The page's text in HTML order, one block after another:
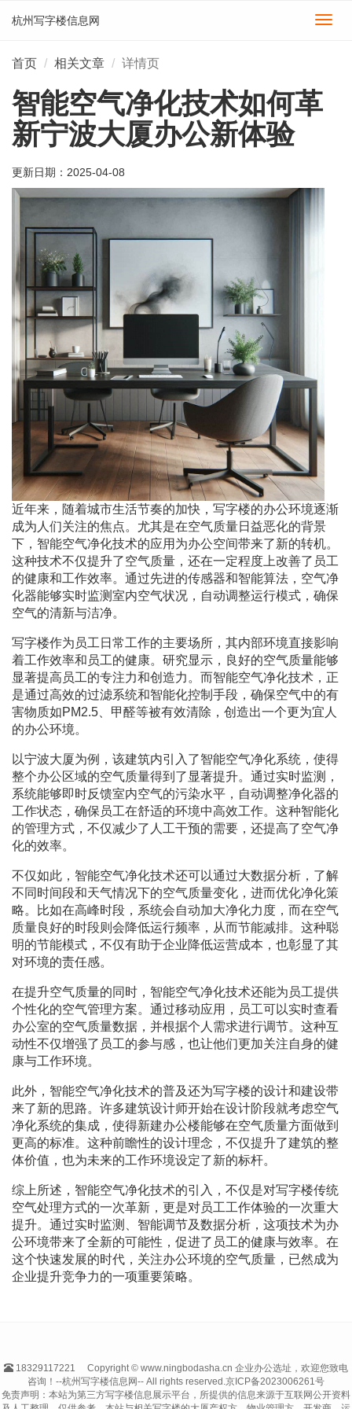
切
杭州写字楼信息网
首页 相关文章 详情页
智能空气净化技术如何革
新宁波大厦办公新体验
更新日期： 2025-04-08
近年来，随着城市生活节奏的加快，写字楼的办公环境逐渐
成为人们关注的焦点。尤其是在空气质量日益恶化的背景
下，智能空气净化技术的应用为办公空间带来了新的转机。
这种技术不仅提升了空气质量，还在一定程度上改善了员工
的健康和工作效率。通过先进的传感器和智能算法，空气净
化器能够实时监测室内空气状况，自动调整运行模式，确保
空气的清新与洁净。
写字楼作为员工日常工作的主要场所，其内部环境直接影响
着工作效率和员工的健康。研究显示，良好的空气质量能够
显著提高员工的专注力和创造力。而智能空气净化技术，正
是通过高效的过滤系统和智能化控制手段，确保空气中的有
害物质如PM2.5、甲醛等被有效清除，创造出一个更为宜人
的办公环境。
以宁波大厦为例，该建筑内引入了智能空气净化系统，使得
整个办公区域的空气质量得到了显著提升。通过实时监测，
系统能够即时反馈室内空气的污染水平，自动调整净化器的
工作状态，确保员工在舒适的环境中高效工作。这种智能化
的管理方式，不仅减少了人工干预的需要，还提高了空气净
化的效率。
不仅如此，智能空气净化技术还可以通过大数据分析，了解
不同时间段和天气情况下的空气质量变化，进而优化净化策
略。比如在高峰时段，系统会自动加大净化力度，而在空气
质量良好的时段则会降低运行频率，从而节能减排。这种聪
明的节能模式，不仅有助于企业降低运营成本，也彰显了其
对环境的责任感。
在提升空气质量的同时，智能空气净化技术还能为员工提供
个性化的空气管理方案。通过移动应用，员工可以实时查看
办公室的空气质量数据，并根据个人需求进行调节。这种互
动性不仅增强了员工的参与感，也让他们更加关注自身的健
康与工作环境。
此外，智能空气净化技术的普及还为写字楼的设计和建设带
来了新的思路。许多建筑设计师开始在设计阶段就考虑空气
净化系统的集成，使得新建办公楼能够在空气质量方面做到
更高的标准。这种前瞻性的设计理念，不仅提升了建筑的整
体价值，也为未来的工作环境设定了新的标杆。
综上所述，智能空气净化技术的引入，不仅是对写字楼传统
空气处理方式的一次革新，更是对员工工作体验的一次重大
提升。通过实时监测、智能调节及数据分析，这项技术为办
公环境带来了全新的可能性，促进了员工的健康与效率。在
这个快速发展的时代，关注办公环境的空气质量，已然成为
企业提升竞争力的一项重要策略。
18329117221
Copyright © www.ningbodasha.cn 企业办公选址，欢迎您致电
咨询！--杭州写字楼信息网-- All rights reserved.京ICP备2023006261号
免责声明：本站为第三方写字楼信息展示平台，所提供的信息来源于互联网公开资料